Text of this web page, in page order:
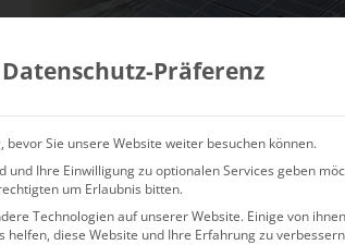
Behörden Sets Dienstleister Sets Online
Datenschutz-Präferenz
Sie unsere Website weiter besuchen können.
und Ihre Einwilligung zu optionalen Services geben
um Erlaubnis bitten.
Technologien auf unserer Website. Einige von
helfen, diese Website und Ihre Erfahrung zu